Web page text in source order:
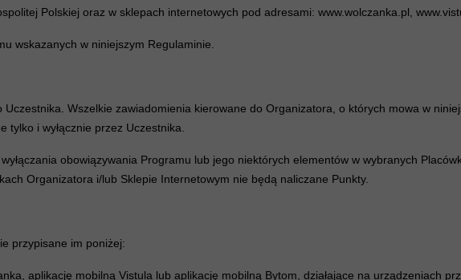
Polskiej oraz w sklepach internetowych pod adresami: www.wolczanka.pl,
wskazanych w niniejszym Regulaminie.
Wszelkie zawiadomienia kierowane do Organizatora, o których mowa w
i wyłącznie przez Uczestnika.
obowiązywania Programu lub jego niektórych elementów w wybranych
Organizatora i/lub Sklepie Internetowym nie będą naliczane Punkty.
przypisane im poniżej:
aplikację mobilną Vistula lub aplikację mobilną Bytom, działające na urządzeniach